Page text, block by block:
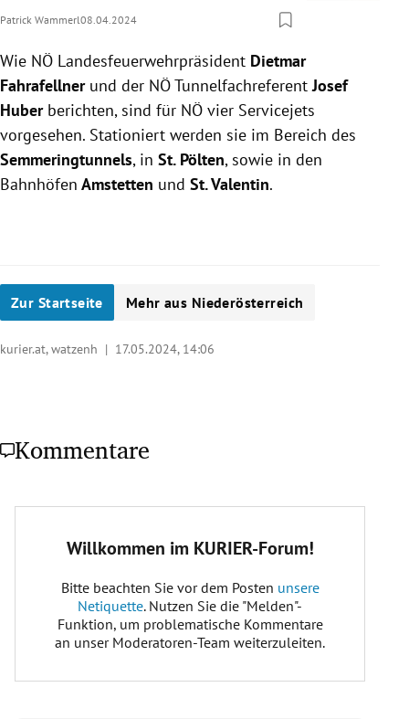
Patrick Wammerl08.04.2024
Wie NÖ Landesfeuerwehrpräsident Dietmar
Fahrafellner und der NÖ TunnelfachreferentJosef
Huberberichten, sind für NÖ vier Servicejets
vorgesehen. Stationiert werden sie im Bereich des
Semmeringtunnels, in St. Pölten, sowie in den
Bahnhöfen Amstetten und St. Valentin.
Zur Startseite Mehr aus Niederösterreich
kurier.at, watzenh | 17.05.2024, 14:06
Kommentare